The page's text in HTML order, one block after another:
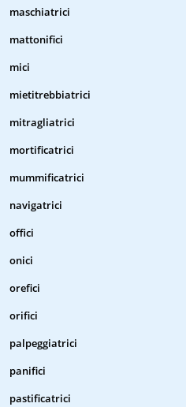
maschiatrici
mattonifici
mici
mietitrebbiatrici
mitragliatrici
mortificatrici
mummificatrici
navigatrici
offici
onici
orefici
orifici
palpeggiatrici
panifici
pastificatrici